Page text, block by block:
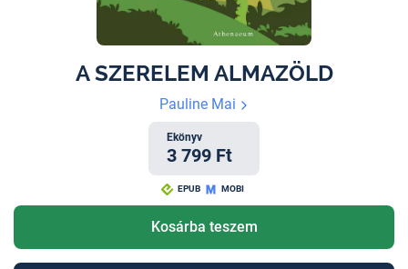
A SZERELEM ALMAZÖLD
Pauline Mai
Ekönyv
3 799 Ft
EPUB MOBI
Kosárba teszem